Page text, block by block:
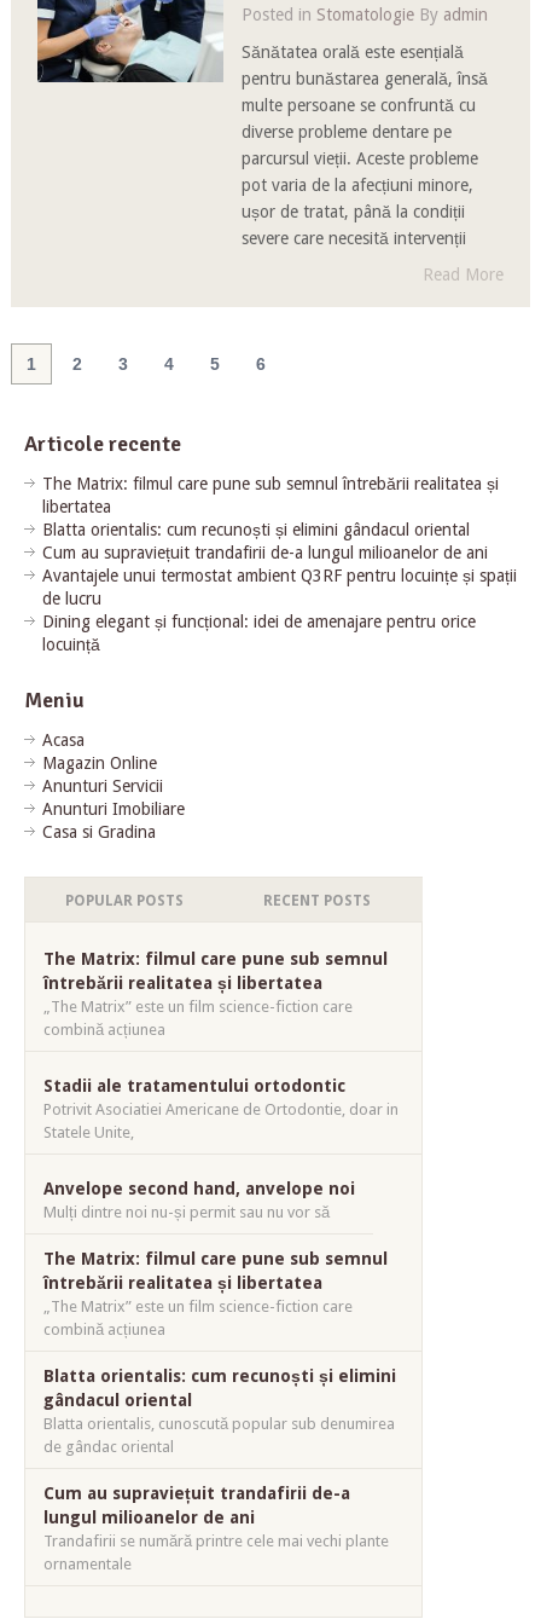
Posted in Stomatologie By admin
Sănătatea orală este esențială
pentru bunăstarea generală, însă
multe persoane se confruntă cu
diverse probleme dentare pe
parcursul vieții. Aceste probleme
pot varia de la afecțiuni minore,
ușor de tratat, până la condiții
severe care necesită intervenții
Read More
1 2 3 4 5 6
Articole recente
The Matrix: filmul care pune sub semnul întrebării realitatea și
libertatea
Blatta orientalis: cum recunoști și elimini gândacul oriental
Cum au supraviețuit trandafirii de-a lungul milioanelor de ani
Avantajele unui termostat ambient Q3RF pentru locuințe și spații
de lucru
Dining elegant și funcțional: idei de amenajare pentru orice
locuință
Meniu
Acasa
Magazin Online
Anunturi Servicii
Anunturi Imobiliare
Casa si Gradina
POPULAR POSTS RECENT POSTS
The Matrix: filmul care pune sub semnul
întrebării realitatea și libertatea
„The Matrix” este un film science-fiction care
combină acțiunea
Stadii ale tratamentului ortodontic
Potrivit Asociatiei Americane de Ortodontie, doar in
Statele Unite,
Anvelope second hand, anvelope noi
Mulți dintre noi nu-și permit sau nu vor să
The Matrix: filmul care pune sub semnul
întrebării realitatea și libertatea
„The Matrix” este un film science-fiction care
combină acțiunea
Blatta orientalis: cum recunoști și elimini
gândacul oriental
Blatta orientalis, cunoscută popular sub denumirea
de gândac oriental
Cum au supraviețuit trandafirii de-a
lungul milioanelor de ani
Trandafirii se numără printre cele mai vechi plante
ornamentale